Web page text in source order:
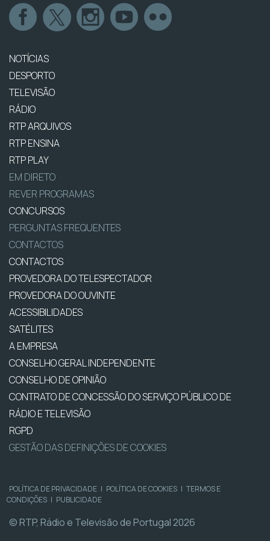
NOTÍCIAS
DESPORTO
TELEVISÃO
RÁDIO
RTP ARQUIVOS
RTP ENSINA
RTP PLAY
EM DIRETO
REVER PROGRAMAS
CONCURSOS
PERGUNTAS FREQUENTES
CONTACTOS
CONTACTOS
PROVEDORA DO TELESPECTADOR
PROVEDORA DO OUVINTE
ACESSIBILIDADES
SATÉLITES
A EMPRESA
CONSELHO GERAL INDEPENDENTE
CONSELHO DE OPINIÃO
CONTRATO DE CONCESSÃO DO SERVIÇO PÚBLICO DE
RÁDIO E TELEVISÃO
RGPD
GESTÃO DAS DEFINIÇÕES DE COOKIES
POLÍTICA DE PRIVACIDADE | POLÍTICA DE COOKIES | TERMOS E
CONDIÇÕES | PUBLICIDADE
© RTP, Rádio e Televisão de Portugal 2026